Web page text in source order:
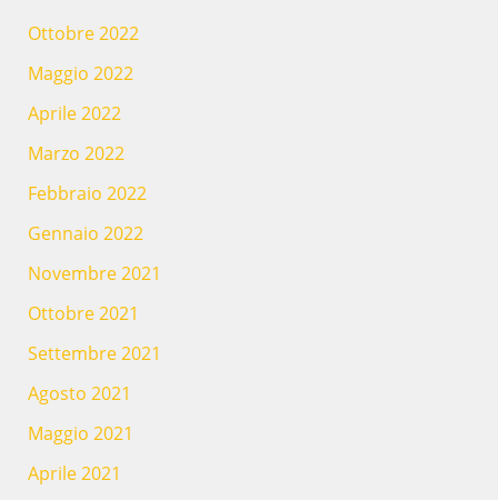
Ottobre 2022
Maggio 2022
Aprile 2022
Marzo 2022
Febbraio 2022
Gennaio 2022
Novembre 2021
Ottobre 2021
Settembre 2021
Agosto 2021
Maggio 2021
Aprile 2021